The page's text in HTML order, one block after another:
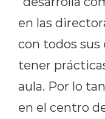
en las
con todos sus
tener
aula. Por lo
en el centro